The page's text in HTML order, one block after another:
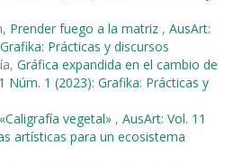
Prender fuego a la matriz , AusArt:
Prácticas y discursos
Gráfica expandida en el cambio de
Núm. 1 (2023): Grafika: Prácticas y
«Caligrafía vegetal» , AusArt: Vol. 11
artísticas para un ecosistema